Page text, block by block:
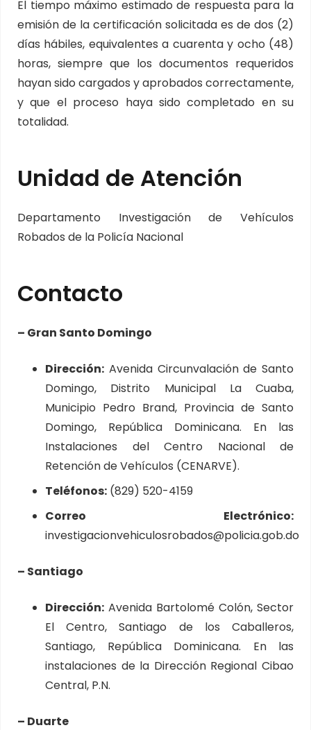
El tiempo máximo estimado de respuesta para la
emisión de la certificación solicitada es de dos (2)
días hábiles, equivalentes a cuarenta y ocho (48)
horas, siempre que los documentos requeridos
hayan sido cargados y aprobados correctamente,
y que el proceso haya sido completado en su
totalidad.
Unidad de Atención
Departamento Investigación de Vehículos
Robados de la Policía Nacional
Contacto
– Gran Santo Domingo
Dirección: Avenida Circunvalación de Santo
Domingo, Distrito Municipal La Cuaba,
Municipio Pedro Brand, Provincia de Santo
Domingo, República Dominicana. En las
Instalaciones del Centro Nacional de
Retención de Vehículos (CENARVE).
Teléfonos: (829) 520-4159
Correo Electrónico:
investigacionvehiculosrobados@policia.gob.do
– Santiago
Dirección: Avenida Bartolomé Colón, Sector
El Centro, Santiago de los Caballeros,
Santiago, República Dominicana. En las
instalaciones de la Dirección Regional Cibao
Central, P.N.
– Duarte